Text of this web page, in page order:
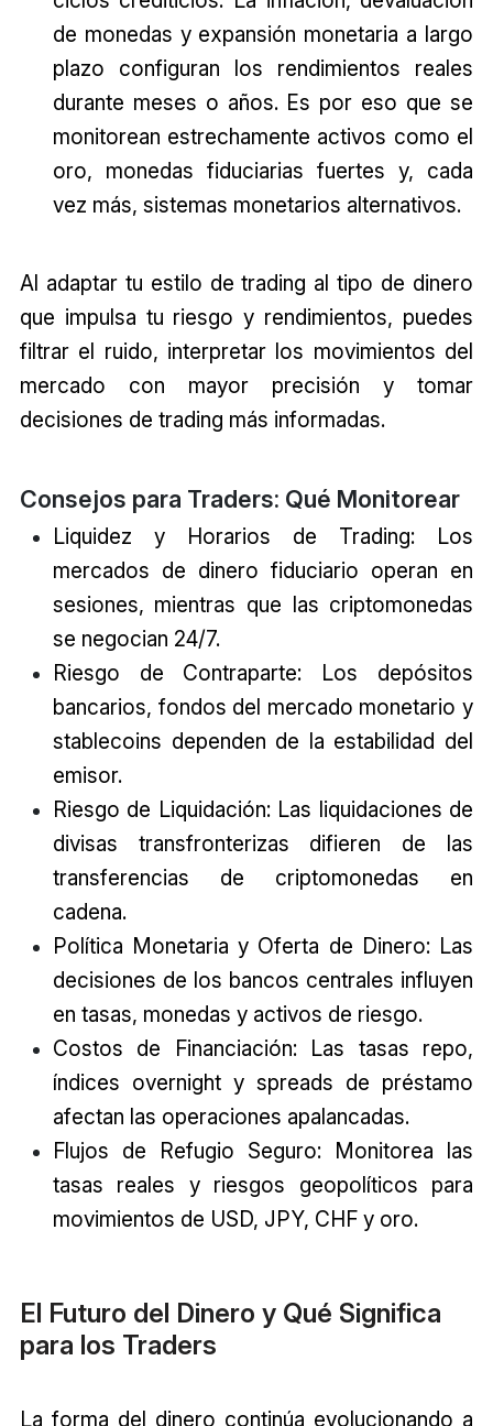
de monedas y expansión monetaria a largo
plazo configuran los rendimientos reales
durante meses o años. Es por eso que se
monitorean estrechamente activos como el
oro, monedas fiduciarias fuertes y, cada
vez más, sistemas monetarios alternativos.
Al adaptar tu estilo de trading al tipo de dinero
que impulsa tu riesgo y rendimientos, puedes
filtrar el ruido, interpretar los movimientos del
mercado con mayor precisión y tomar
decisiones de trading más informadas.
Consejos para Traders: Qué Monitorear
Liquidez y Horarios de Trading: Los
mercados de dinero fiduciario operan en
sesiones, mientras que las criptomonedas
se negocian 24/7.
Riesgo de Contraparte: Los depósitos
bancarios, fondos del mercado monetario y
stablecoins dependen de la estabilidad del
emisor.
Riesgo de Liquidación: Las liquidaciones de
divisas transfronterizas difieren de las
transferencias de criptomonedas en
cadena.
Política Monetaria y Oferta de Dinero: Las
decisiones de los bancos centrales influyen
en tasas, monedas y activos de riesgo.
Costos de Financiación: Las tasas repo,
índices overnight y spreads de préstamo
afectan las operaciones apalancadas.
Flujos de Refugio Seguro: Monitorea las
tasas reales y riesgos geopolíticos para
movimientos de USD, JPY, CHF y oro.
El Futuro del Dinero y Qué Significa
para los Traders
La forma del dinero continúa evolucionando a